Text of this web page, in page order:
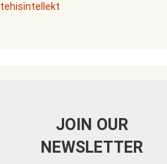
tehisintellekt
JOIN OUR
NEWSLETTER